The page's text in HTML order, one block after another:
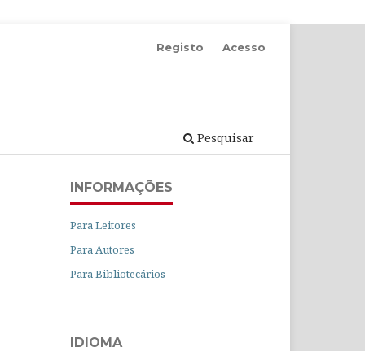
Pesquisar
Registo Acesso
INFORMAÇÕES
Para Leitores
Para Autores
Para Bibliotecários
IDIOMA